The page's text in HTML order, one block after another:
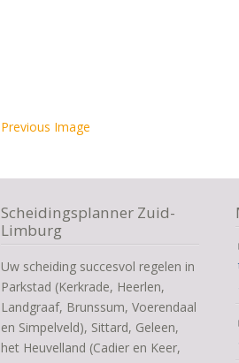
Previous Image
Scheidingsplanner Zuid-
Limburg
Uw scheiding succesvol regelen in
Parkstad (Kerkrade, Heerlen,
Landgraaf, Brunssum, Voerendaal
en Simpelveld), Sittard, Geleen,
het Heuvelland (Cadier en Keer,